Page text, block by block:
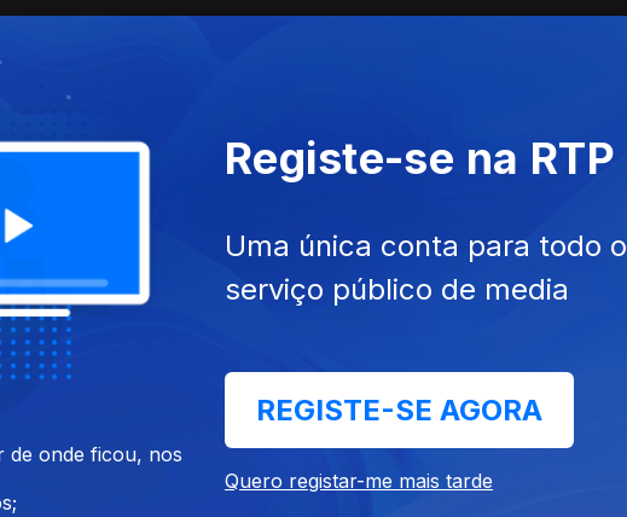
superior) Clandes Trio
- Beatriz Cortesão
- Gonçalo Nova
Matilde Margalho
de onde ficou, nos
Registe-se na RTP
Uma única conta para todo o
serviço público de media
REGISTE-SE AGORA
Quero registar-me mais tarde